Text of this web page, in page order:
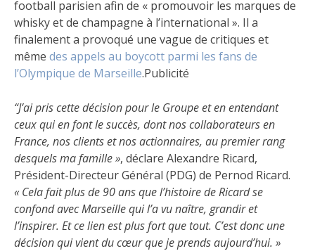
football parisien afin de « promouvoir les marques de
whisky et de champagne à l’international ». Il a
finalement a provoqué une vague de critiques et
même des appels au boycott parmi les fans de
l’Olympique de Marseille.Publicité
“J’ai pris cette décision pour le Groupe et en entendant
ceux qui en font le succès, dont nos collaborateurs en
France, nos clients et nos actionnaires, au premier rang
desquels ma famille », déclare Alexandre Ricard,
Président-Directeur Général (PDG) de Pernod Ricard.
« Cela fait plus de 90 ans que l’histoire de Ricard se
confond avec Marseille qui l’a vu naître, grandir et
l’inspirer. Et ce lien est plus fort que tout. C’est donc une
décision qui vient du cœur que je prends aujourd’hui. »